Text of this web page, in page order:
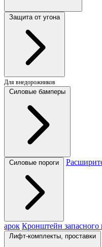
Защита от угона
Для внедорожников
Силовые бамперы
Силовые пороги
арок Кронштейн запасного
Лифт-комплекты, проставки